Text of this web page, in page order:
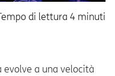
di lettura 4 minuti
evolve a una velocità